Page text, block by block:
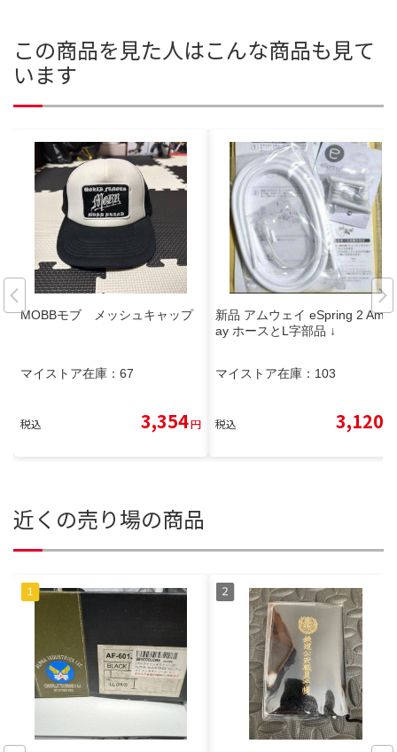
この商品を見た人はこんな商品も見て
います
MOBBモブ メッシュキャップ
マイストア在庫： 67
税込 3,354円
新品 アムウェイ eSpring 2 Amw
ay ホースとL字部品 ↓
マイストア在庫： 103
税込 3,120
近くの売り場の商品